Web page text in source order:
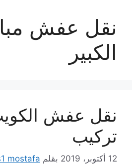
نقل عفش
الكبير
نقل عفش
تركيب
12 أكتوبر، 2019 بقلم mostafa